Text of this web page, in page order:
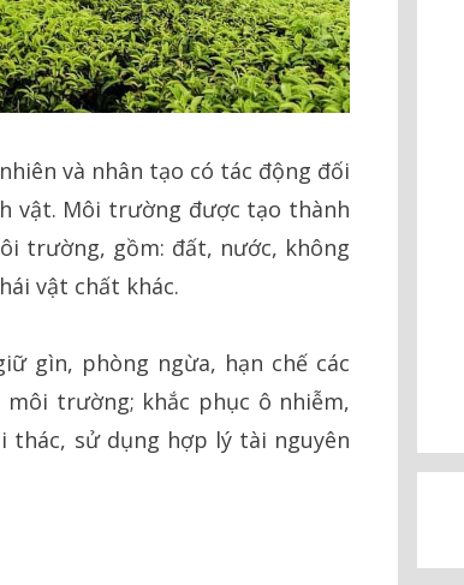
và nhân tạo có tác động đối
vật. Môi trường được tạo thành
trường, gồm: đất, nước, không
vật chất khác.
gìn, phòng ngừa, hạn chế các
trường; khắc phục ô nhiễm,
thác, sử dụng hợp lý tài nguyên